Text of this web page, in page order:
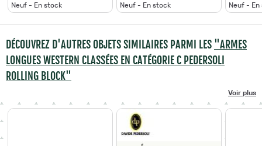
Neuf - En stock
Neuf - En stock
Neuf - En
DÉCOUVREZ D'AUTRES OBJETS SIMILAIRES PARMI LES "ARMES
LONGUES WESTERN CLASSÉES EN CATÉGORIE C PEDERSOLI
ROLLING BLOCK"
Voir plus